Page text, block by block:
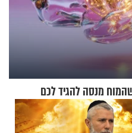
מנסה להגיד לכם